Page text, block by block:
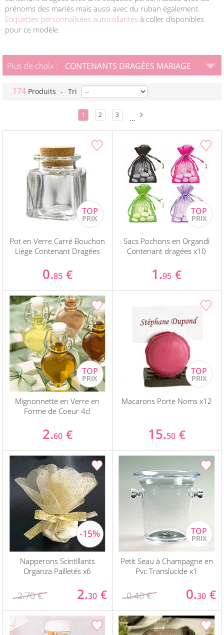
prénoms des mariés mais aussi avec du ruban également.
Etiquettes personnalisées autocollantes à coller disponibles
pour ce modèle.
Plus de choix : CONTENANTS DRAGÉES MARIAGE
174 Produits - Tri
1 2 3 ...
Pot en Verre Carré Bouchon
Liège Contenant Dragées
0.85 €
Sacs Pochons en Organdi
Contenant dragées x10
1.95 €
Mignonnette en Verre en
Forme de Coeur 4cl
2.60 €
Macarons Porte Noms x12
15.50 €
Napperons Scintillants
Organza Pailletés x6
2.70 € 2.30 €
Petit Seau à Champagne en
Pvc Translucide x1
0.40 € 0.30 €